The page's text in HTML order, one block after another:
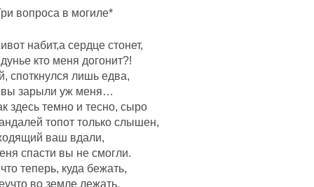
вопроса в могиле*
набит,а сердце стонет,
кто меня догонит?!
споткнулся лишь едва,
зарыли уж меня…
здесь темно и тесно, сыро
топот только слышен,
ваш вдали,
спасти вы не смогли.
теперь, куда бежать,
во земле лежать,